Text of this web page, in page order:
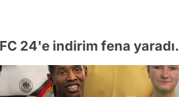
24'e indirim fena yaradı.